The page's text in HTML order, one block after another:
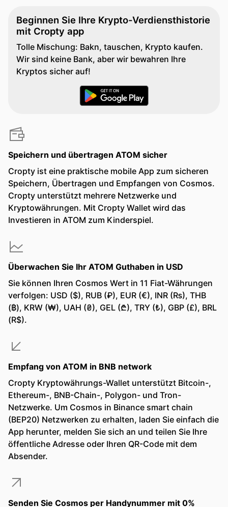
Beginnen Sie Ihre Krypto-Verdiensthistorie
mit Cropty app
Tolle Mischung: Bakn, tauschen, Krypto kaufen.
Wir sind keine Bank, aber wir bewahren Ihre
Kryptos sicher auf!
Speichern und übertragen ATOM sicher
Cropty ist eine praktische mobile App zum sicheren
Speichern, Übertragen und Empfangen von Cosmos.
Cropty unterstützt mehrere Netzwerke und
Kryptowährungen. Mit Cropty Wallet wird das
Investieren in ATOM zum Kinderspiel.
Überwachen Sie Ihr ATOM Guthaben in USD
Sie können Ihren Cosmos Wert in 11 Fiat-Währungen
verfolgen: USD ($), RUB (₽), EUR (€), INR (₨), THB
(฿), KRW (₩), UAH (₴), GEL (₾), TRY (₺), GBP (£), BRL
(R$).
Empfang von ATOM in BNB network
Cropty Kryptowährungs-Wallet unterstützt Bitcoin-,
Ethereum-, BNB-Chain-, Polygon- und Tron-
Netzwerke. Um Cosmos in Binance smart chain
(BEP20) Netzwerken zu erhalten, laden Sie einfach die
App herunter, melden Sie sich an und teilen Sie Ihre
öffentliche Adresse oder Ihren QR-Code mit dem
Absender.
Senden Sie Cosmos per Handynummer mit 0%